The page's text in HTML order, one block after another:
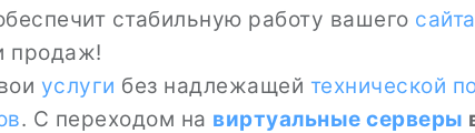
стабильную работу вашего сайта
продаж!
услуги без надлежащей технической
. С переходом на виртуальные серверы